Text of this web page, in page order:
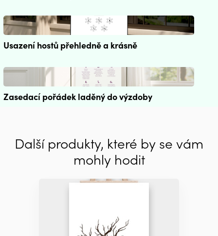
Usazení hostů přehledně a krásně
Zasedací pořádek laděný do výzdoby
Další produkty, které by se vám
mohly hodit